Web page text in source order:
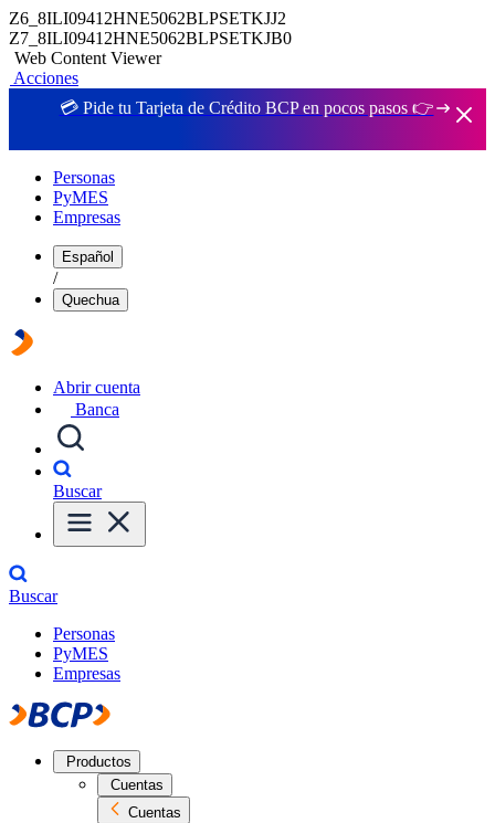
Z6_8ILI09412HNE5062BLPSETKJJ2
Z7_8ILI09412HNE5062BLPSETKJB0
Web Content Viewer
Acciones
💳 Pide tu Tarjeta de Crédito BCP en pocos pasos 👉
Personas
PyMES
Empresas
Español
/
Quechua
Abrir cuenta
Banca
Buscar
Buscar
Personas
PyMES
Empresas
Productos
Cuentas
Cuentas